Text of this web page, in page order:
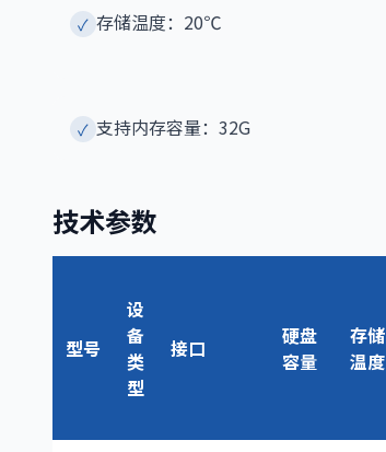
✓ 存储温度：20℃
✓ 支持内存容量：32G
技术参数
型号
设
备
类
型
接口
硬盘
容量
存储
温度